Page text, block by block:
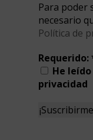
Para poder
necesario
Política de
Requerido:
He
privacidad